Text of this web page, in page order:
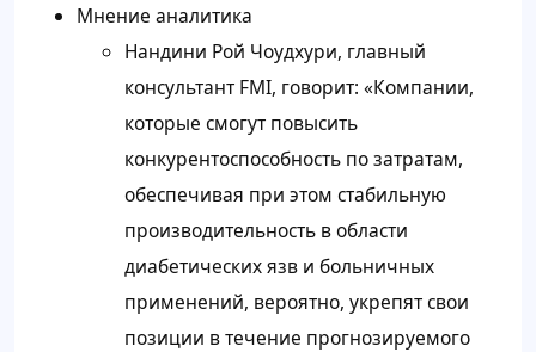
Мнение аналитика
Нандини Рой Чоудхури, главный
консультант FMI, говорит: «Компании,
которые смогут повысить
конкурентоспособность по затратам,
обеспечивая при этом стабильную
производительность в области
диабетических язв и больничных
применений, вероятно, укрепят свои
позиции в течение прогнозируемого